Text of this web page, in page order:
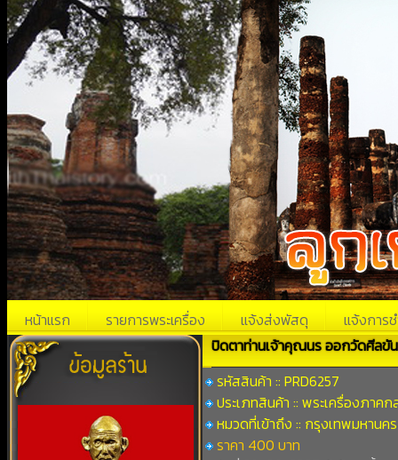
หน้าแรก รายการพระเครื่อง แจ้งส่งพัสดุ แจ้งการช
ปิดตาท่านเจ้าคุณนร ออกวัดศีลขัน
รหัสสินค้า :: PRD6257
ประเภทสินค้า :: พระเครื่องภาคก
หมวดที่เข้าถึง :: กรุงเทพมหานคร
ราคา 400 บาท